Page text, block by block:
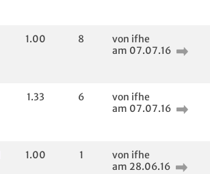
1.00 8
von ifhe
am 07.07.16
1.33 6
von ifhe
am 07.07.16
1.00 1
von ifhe
am 28.06.16